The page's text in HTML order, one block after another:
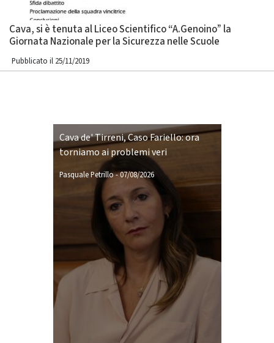
Cava, si è tenuta al Liceo Scientifico “A.Genoino” la
Giornata Nazionale per la Sicurezza nelle Scuole
Pubblicato il 25/11/2019
Cava de' Tirreni, Caso Fariello: ora
torniamo ai problemi veri
Pasquale Petrillo-07/08/2026